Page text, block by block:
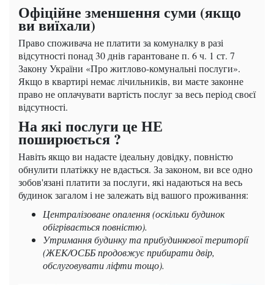
Офіційне зменшення суми (якщо
ви виїхали)
Право споживача не платити за комуналку в разі
відсутності понад 30 днів гарантоване п. 6 ч. 1 ст. 7
Закону України «Про житлово-комунальні послуги».
Якщо в квартирі немає лічильників, ви маєте законне
право не оплачувати вартість послуг за весь період своєї
відсутності.
На які послуги це НЕ
поширюється ?
Навіть якщо ви надасте ідеальну довідку, повністю
обнулити платіжку не вдасться. За законом, ви все одно
зобов'язані платити за послуги, які надаються на весь
будинок загалом і не залежать від вашого проживання:
Централізоване опалення (оскільки будинок
обігрівається повністю).
Утримання будинку та прибудинкової території
(ЖЕК/ОСББ продовжує прибирати двір,
обслуговувати ліфти тощо).